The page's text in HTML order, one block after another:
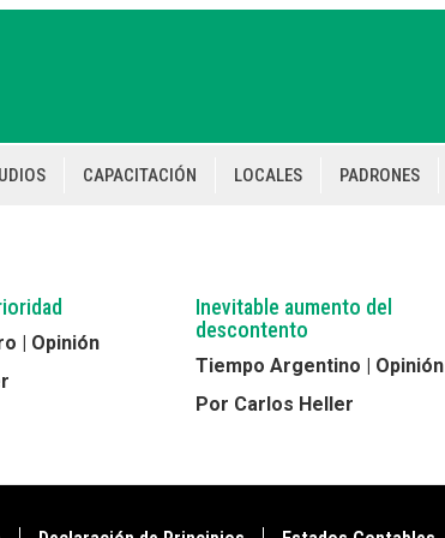
CAPACITACIÓN LOCALES PADRONES
| Opinión
Inevitable aumento del
descontento
Tiempo Argentino | Opinión
Por Carlos Heller